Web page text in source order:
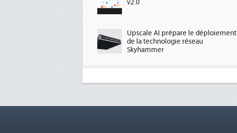
v2.0
Upscale AI prépare le déploiement
de la technologie réseau
Skyhammer